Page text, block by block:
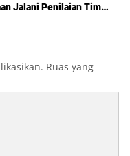
Jalani Penilaian Tim
Ruas yang